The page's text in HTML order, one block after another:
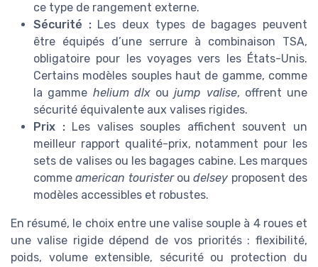
ce type de rangement externe.
Sécurité :Les deux types de bagages peuvent
être équipés d’une serrure à combinaison TSA,
obligatoire pour les voyages vers les États-Unis.
Certains modèles souples haut de gamme, comme
la gamme helium dlxoujump valise, offrent une
sécurité équivalente aux valises rigides.
Prix :Les valises souples affichent souvent un
meilleur rapport qualité-prix, notamment pour les
sets de valises ou les bagages cabine. Les marques
commeamerican touristeroudelsey proposent des
modèles accessibles et robustes.
En résumé, le choix entre une valise souple à 4 roues et
une valise rigide dépend de vos priorités : flexibilité,
poids, volume extensible, sécurité ou protection du